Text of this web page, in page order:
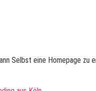
Selbst eine Homepage zu